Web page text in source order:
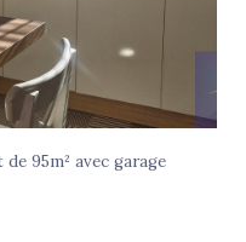
95m² avec garage